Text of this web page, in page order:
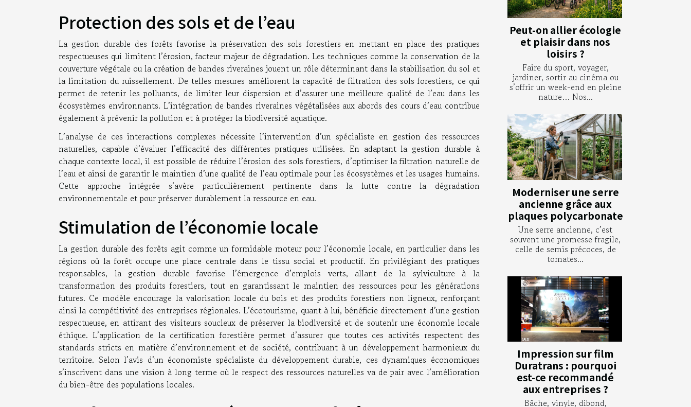
Protection des sols et de l’eau
La gestion durable des forêts favorise la préservation des sols forestiers en mettant en place des pratiques
respectueuses qui limitent l’érosion, facteur majeur de dégradation. Les techniques comme la conservation de la
couverture végétale ou la création de bandes riveraines jouent un rôle déterminant dans la stabilisation du sol et
la limitation du ruissellement. De telles mesures améliorent la capacité de filtration des sols forestiers, ce qui
permet de retenir les polluants, de limiter leur dispersion et d’assurer une meilleure qualité de l’eau dans les
écosystèmes environnants. L’intégration de bandes riveraines végétalisées aux abords des cours d’eau contribue
également à prévenir la pollution et à protéger la biodiversité aquatique.
L’analyse de ces interactions complexes nécessite l’intervention d’un spécialiste en gestion des ressources
naturelles, capable d’évaluer l’efficacité des différentes pratiques utilisées. En adaptant la gestion durable à
chaque contexte local, il est possible de réduire l’érosion des sols forestiers, d’optimiser la filtration naturelle de
l’eau et ainsi de garantir le maintien d’une qualité de l’eau optimale pour les écosystèmes et les usages humains.
Cette approche intégrée s’avère particulièrement pertinente dans la lutte contre la dégradation
environnementale et pour préserver durablement la ressource en eau.
Stimulation de l’économie locale
La gestion durable des forêts agit comme un formidable moteur pour l’économie locale, en particulier dans les
régions où la forêt occupe une place centrale dans le tissu social et productif. En privilégiant des pratiques
responsables, la gestion durable favorise l’émergence d’emplois verts, allant de la sylviculture à la
transformation des produits forestiers, tout en garantissant le maintien des ressources pour les générations
futures. Ce modèle encourage la valorisation locale du bois et des produits forestiers non ligneux, renforçant
ainsi la compétitivité des entreprises régionales. L’écotourisme, quant à lui, bénéficie directement d’une gestion
respectueuse, en attirant des visiteurs soucieux de préserver la biodiversité et de soutenir une économie locale
éthique. L’application de la certification forestière permet d’assurer que toutes ces activités respectent des
standards stricts en matière d’environnement et de société, contribuant à un développement harmonieux du
territoire. Selon l’avis d’un économiste spécialiste du développement durable, ces dynamiques économiques
s’inscrivent dans une vision à long terme où le respect des ressources naturelles va de pair avec l’amélioration
du bien-être des populations locales.
Peut-on allier écologie
et plaisir dans nos
loisirs ?
Faire du sport, voyager,
jardiner, sortir au cinéma ou
s’offrir un week-end en pleine
nature… Nos...
Moderniser une serre
ancienne grâce aux
plaques polycarbonate
Une serre ancienne, c’est
souvent une promesse fragile,
celle de semis précoces, de
tomates...
Impression sur film
Duratrans : pourquoi
est-ce recommandé
aux entreprises ?
Bâche, vinyle, dibond,